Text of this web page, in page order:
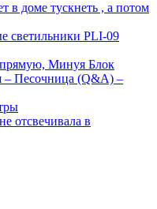
в доме тускнеть , а потом
светильники PLI-09
Минуя Блок
– Песочница (Q&A) –
отсвечивала в